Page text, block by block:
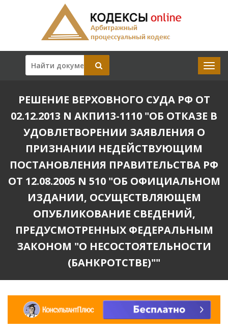
РЕШЕНИЕ ВЕРХОВНОГО СУДА РФ ОТ
02.12.2013 N АКПИ13-1110 "ОБ ОТКАЗЕ В
УДОВЛЕТВОРЕНИИ ЗАЯВЛЕНИЯ О
ПРИЗНАНИИ НЕДЕЙСТВУЮЩИМ
ПОСТАНОВЛЕНИЯ ПРАВИТЕЛЬСТВА РФ
ОТ 12.08.2005 N 510 "ОБ ОФИЦИАЛЬНОМ
ИЗДАНИИ, ОСУЩЕСТВЛЯЮЩЕМ
ОПУБЛИКОВАНИЕ СВЕДЕНИЙ,
ПРЕДУСМОТРЕННЫХ ФЕДЕРАЛЬНЫМ
ЗАКОНОМ "О НЕСОСТОЯТЕЛЬНОСТИ
(БАНКРОТСТВЕ)""